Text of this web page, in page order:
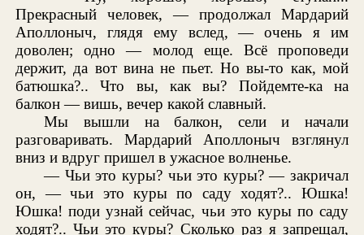
Прекрасный человек, — продолжал Мардарий
Аполлоныч, глядя ему вслед, — очень я им
доволен; одно — молод еще. Всё проповеди
держит, да вот вина не пьет. Но вы-то как, мой
батюшка?.. Что вы, как вы? Пойдемте-ка на
балкон — вишь, вечер какой славный.
Мы вышли на балкон, сели и начали
разговаривать. Мардарий Аполлоныч взглянул
вниз и вдруг пришел в ужасное волненье.
— Чьи это куры? чьи это куры? — закричал
он, — чьи это куры по саду ходят?.. Юшка!
Юшка! поди узнай сейчас, чьи это куры по саду
ходят?.. Чьи это куры? Сколько раз я запрещал,